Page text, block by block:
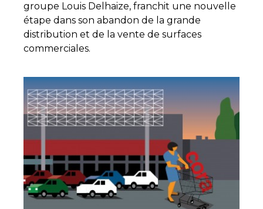
groupe Louis Delhaize, franchit une nouvelle
étape dans son abandon de la grande
distribution et de la vente de surfaces
commerciales.